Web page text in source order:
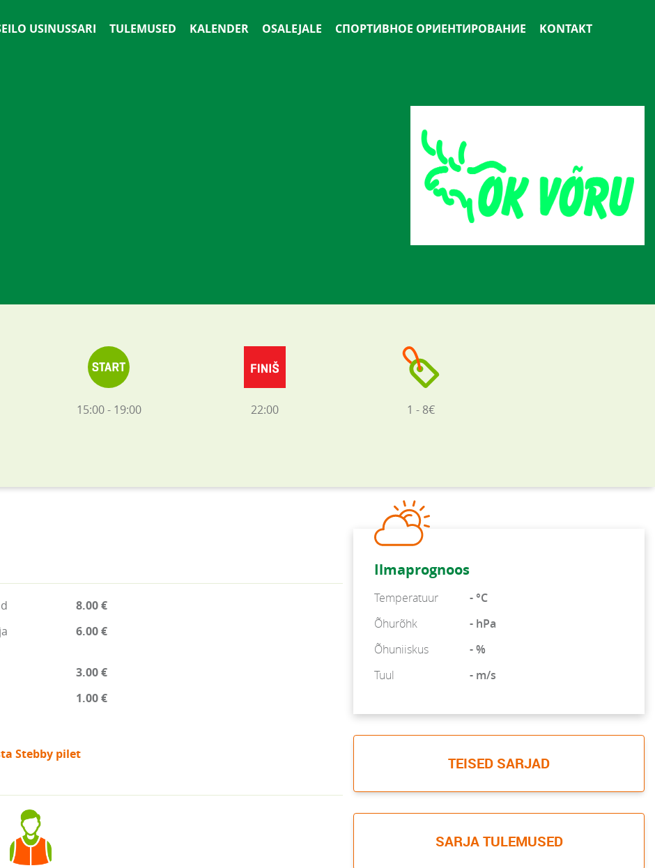
USINUSSARI TULEMUSED KALENDER OSALEJALE СПОРТИВНОЕ ОРИЕНТИРОВАНИЕ KONTAKT
15:00 - 19:00 22:00 1 - 8€
8.00 €
6.00 €
3.00 €
1.00 €
Stebby pilet
Ilmaprognoos
Temperatuur
- °C
Õhurõhk
- hPa
Õhuniiskus
- %
Tuul
- m/s
TEISED SARJAD
SARJA TULEMUSED